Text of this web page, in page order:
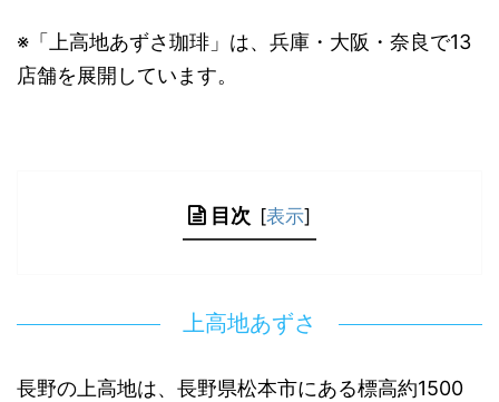
※「上高地あずさ珈琲」は、兵庫・大阪・奈良で13
店舗を展開しています。
目次 [表示]
上高地あずさ
長野の上高地は、長野県松本市にある標高約1500